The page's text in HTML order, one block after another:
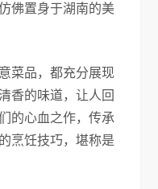
佛置身于湖南的美
菜品，都充分展现
香的味道，让人回
的心血之作，传承
烹饪技巧，堪称是